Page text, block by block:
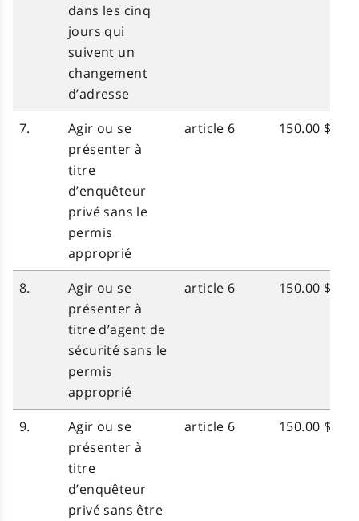
dans les cinq
jours qui
suivent un
changement
d’adresse
7.
Agir ou se
présenter à
titre
d’enquêteur
privé sans le
permis
approprié
article 6 150.00 $
8.
Agir ou se
présenter à
titre d’agent de
sécurité sans le
permis
approprié
article 6 150.00 $
9.
Agir ou se
présenter à
titre
d’enquêteur
privé sans être
article 6 150.00 $